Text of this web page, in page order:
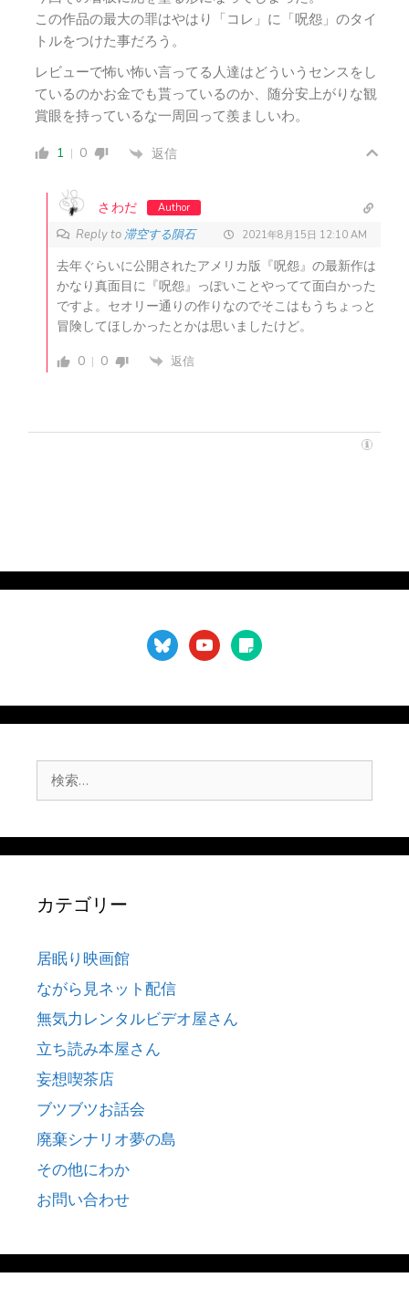
この作品の最大の罪はやはり「コレ」に「呪怨」のタイ
トルをつけた事だろう。
レビューで怖い怖い言ってる人達はどういうセンスをし
ているのかお金でも貰っているのか、随分安上がりな観
賞眼を持っているな一周回って羨ましいわ。
1 0 返信
さわだ Author
Reply to滞空する隕石 2021年8月15日 12:10 AM
去年ぐらいに公開されたアメリカ版『呪怨』の最新作は
かなり真面目に『呪怨』っぽいことやってて面白かった
ですよ。セオリー通りの作りなのでそこはもうちょっと
冒険してほしかったとかは思いましたけど。
0
0 返信
blueskyyoutubesticky-
note
索:
カテゴリー
居眠り映画館
ながら見ネット配信
無気力レンタルビデオ屋さん
立ち読み本屋さん
妄想喫茶店
ブツブツお話会
廃棄シナリオ夢の島
その他にわか
お問い合わせ